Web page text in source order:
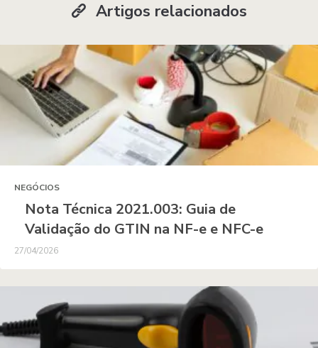
Artigos relacionados
NEGÓCIOS
Nota Técnica 2021.003: Guia de
Validação do GTIN na NF-e e NFC-e
27/04/2026